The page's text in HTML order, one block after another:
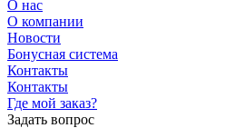
О нас
О компании
Новости
Бонусная система
Контакты
Контакты
Где мой заказ?
Задать вопрос